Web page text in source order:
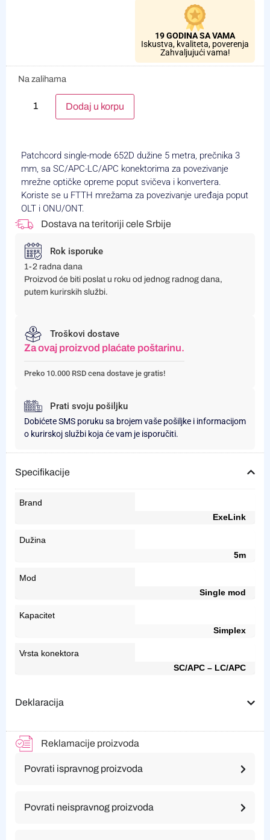
19 GODINA SA VAMA
Iskustva, kvaliteta, poverenja
Zahvaljujući vama!
Na zalihama
Dodaj u korpu
Patchcord single-mode 652D dužine 5 metra, prečnika 3
mm, sa SC/APC-LC/APC konektorima za povezivanje
mrežne optičke opreme poput svičeva i konvertera.
Koriste se u FTTH mrežama za povezivanje uređaja poput
OLT i ONU/ONT.
Dostava na teritoriji cele Srbije
Rok isporuke
1-2 radna dana
Proizvod će biti poslat u roku od jednog radnog dana,
putem kurirskih službi.
Troškovi dostave
Za ovaj proizvod plaćate poštarinu.
Preko 10.000 RSD cena dostave je gratis!
Prati svoju pošiljku
Dobićete SMS poruku sa brojem vaše pošiljke i informacijom
o kurirskoj službi koja će vam je isporučiti.
Specifikacije
Brand
ExeLink
Dužina
5m
Mod
Single mod
Kapacitet
Simplex
Vrsta konektora
SC/APC – LC/APC
Deklaracija
Reklamacije proizvoda
Povrati ispravnog proizvoda
Povrati neispravnog proizvoda